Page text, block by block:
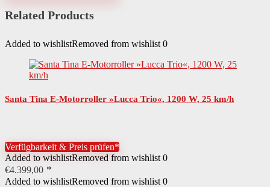
Material Räder Gummi
Material Lenkergriff Gummi
Material Sattelbezug Lederimitat
Höchstgeschwindigkeit
Related Products
Added to wishlistRemoved from wishlist 0
Santa Tina E-Motorroller »Lucca Trio«, 1200 W, 25 km/h
Verfügbarkeit & Preis prüfen*
Added to wishlistRemoved from wishlist 0
€4.399,00
Added to wishlistRemoved from wishlist 0